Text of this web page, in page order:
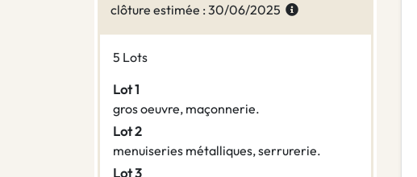
clôture estimée : 30/06/2025
5 Lots
Lot 1
gros oeuvre, maçonnerie.
Lot 2
menuiseries métalliques, serrurerie.
Lot 3